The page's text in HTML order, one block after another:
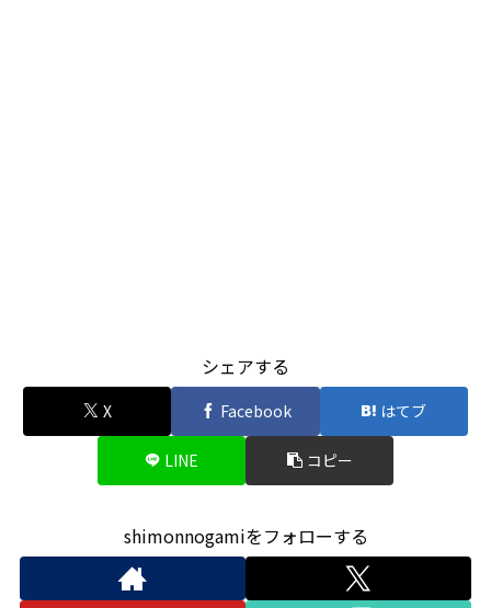
シェアする
X Facebook はてブ
LINE コピー
shimonnogamiをフォローする